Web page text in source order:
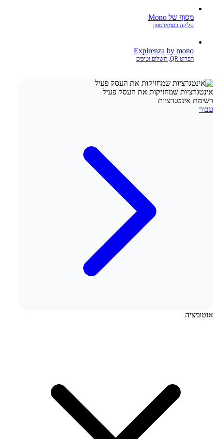
מסוף של Mono
סליקה בסמארטפון
Expirenza by mono
תפריט QR, תשלום וטיפים
אינטגרציות שמחזיקות את העסק פעיל
רשימת אינטגרציות
עבור
אוטומציה